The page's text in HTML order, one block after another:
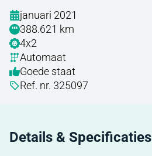
januari 2021
388.621 km
4x2
Automaat
Goede staat
Ref. nr. 325097
Details & Specificaties